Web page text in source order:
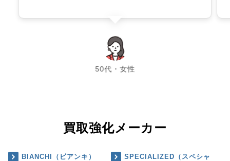
50代・女性
chevron_left chevron_right
買取強化メーカー
BIANCHI（ビアンキ）
SPECIALIZED（スペシャ